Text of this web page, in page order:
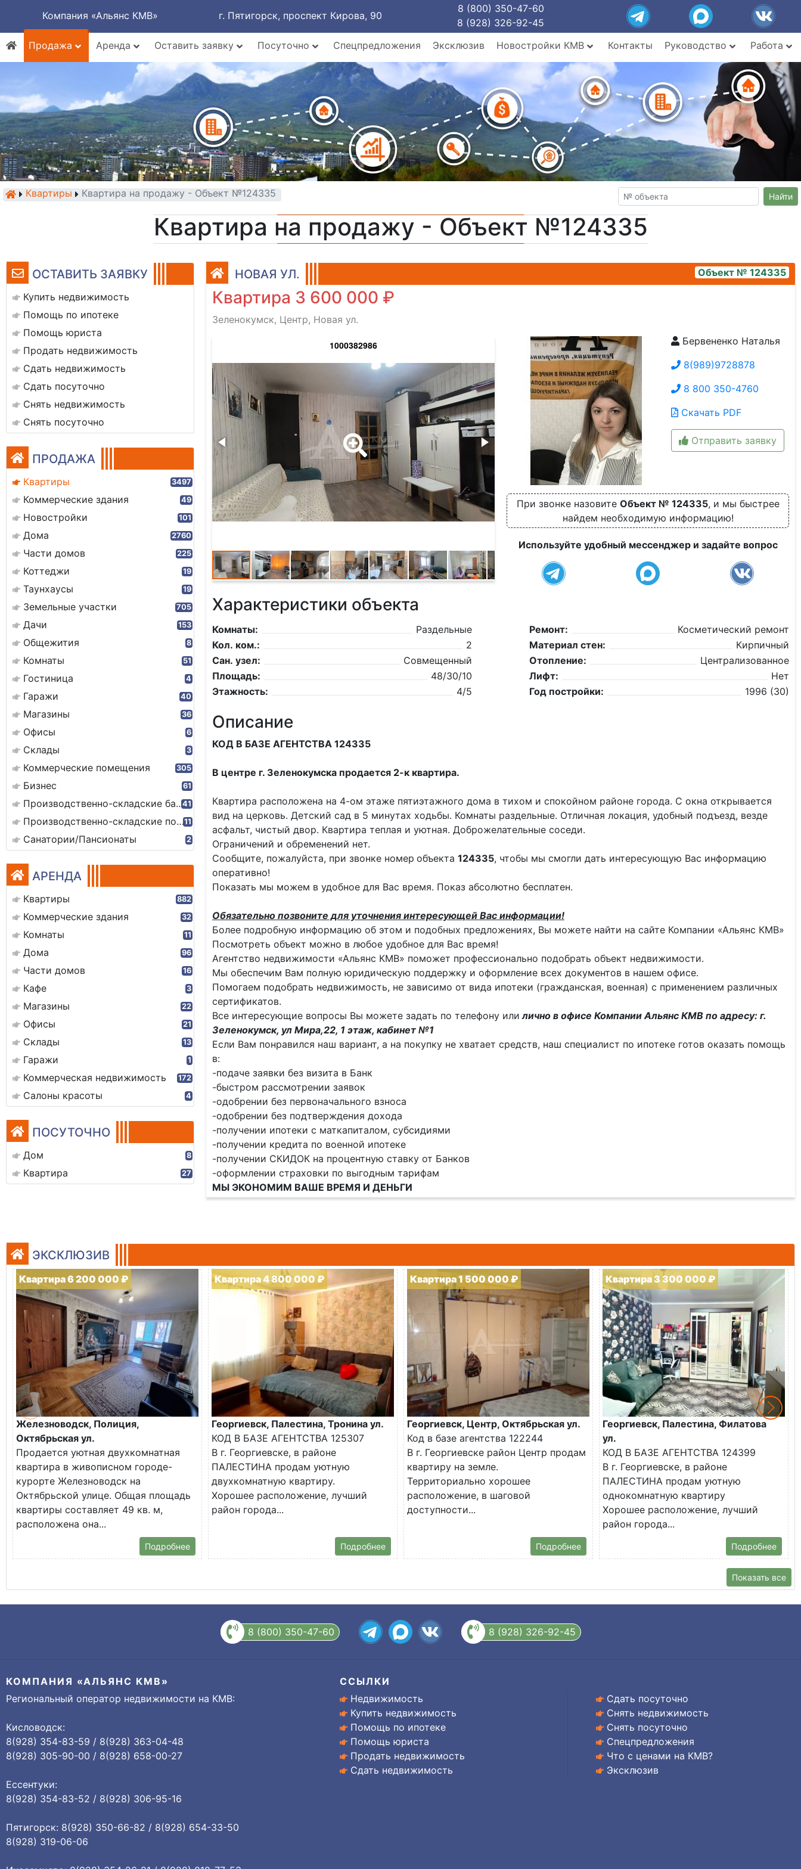
Компания «Альянс КМВ» г. Пятигорск, проспект Кирова, 90
8 (800) 350-47-60
8 (928) 326-92-45
Продажа
Аренда Оставить заявку Посуточно Спецпредложения Эксклюзив Новостройки КМВ Контакты Руководство Работа
Квартиры Квартира на продажу - Объект №124335 Найти
Квартира на продажу - Объект №124335
ОСТАВИТЬ ЗАЯВКУ
Купить недвижимость
Помощь по ипотеке
Помощь юриста
Продать недвижимость
Сдать недвижимость
Сдать посуточно
Снять недвижимость
Снять посуточно
ПРОДАЖА
Квартиры 3497
Коммерческие здания 49
Новостройки 101
Дома 2760
Части домов 225
Коттеджи 19
Таунхаусы 19
Земельные участки 705
Дачи 153
Общежития 8
Комнаты 51
Гостиница 4
Гаражи 40
Магазины 36
Офисы 6
Склады 3
Коммерческие помещения 305
Бизнес 61
Производственно-складские базы41
Производственно-складские помещения11
Санатории/Пансионаты 2
АРЕНДА
Квартиры 882
Коммерческие здания 32
Комнаты 11
Дома 96
Части домов 16
Кафе 3
Магазины 22
Офисы 21
Склады 13
Гаражи 1
Коммерческая недвижимость 172
Салоны красоты 4
ПОСУТОЧНО
Дом 8
Квартира 27
НОВАЯ УЛ. Объект № 124335
Квартира 3 600 000 ₽
Зеленокумск, Центр, Новая ул.
1000382986 1000382987
Бервененко Наталья
8(989)9728878
8 800 350-4760
Скачать PDF
Отправить заявку
При звонке назовите Объект № 124335, и мы быстрее
найдем необходимую информацию!
Используйте удобный мессенджер и задайте вопрос
Характеристики объекта
Комнаты:
Раздельные
Кол. ком.:
2
Сан. узел:
Совмещенный
Площадь:
48/30/10
Этажность:
4/5
Ремонт:
Косметический ремонт
Материал стен:
Кирпичный
Отопление:
Централизованное
Лифт:
Нет
Год постройки:
1996 (30)
Описание
КОД В БАЗЕ АГЕНТСТВА 124335
В центре г. Зеленокумска продается 2-к квартира.
Квартира расположена на 4-ом этаже пятиэтажного дома в тихом и спокойном районе города. С окна открывается
вид на церковь. Детский сад в 5 минутах ходьбы. Комнаты раздельные. Отличная локация, удобный подъезд, везде
асфальт, чистый двор. Квартира теплая и уютная. Доброжелательные соседи.
Ограничений и обременений нет.
Сообщите, пожалуйста, при звонке номер объекта 124335, чтобы мы смогли дать интересующую Вас информацию
оперативно!
Показать мы можем в удобное для Вас время. Показ абсолютно бесплатен.
Обязательно позвоните для уточнения интересующей Вас информации!
Более подробную информацию об этом и подобных предложениях, Вы можете найти на сайте Компании «Альянс КМВ»
Посмотреть объект можно в любое удобное для Вас время!
Агентство недвижимости «Альянс КМВ» поможет профессионально подобрать объект недвижимости.
Мы обеспечим Вам полную юридическую поддержку и оформление всех документов в нашем офисе.
Помогаем подобрать недвижимость, не зависимо от вида ипотеки (гражданская, военная) с применением различных
сертификатов.
Все интересующие вопросы Вы можете задать по телефону или лично в офисе Компании Альянс КМВ по адресу: г.
Зеленокумск, ул Мира,22, 1 этаж, кабинет №1
Если Вам понравился наш вариант, а на покупку не хватает средств, наш специалист по ипотеке готов оказать помощь
в:
-подаче заявки без визита в Банк
-быстром рассмотрении заявок
-одобрении без первоначального взноса
-одобрении без подтверждения дохода
-получении ипотеки с маткапиталом, субсидиями
-получении кредита по военной ипотеке
-получении СКИДОК на процентную ставку от Банков
-оформлении страховки по выгодным тарифам
МЫ ЭКОНОМИМ ВАШЕ ВРЕМЯ И ДЕНЬГИ
ЭКСКЛЮЗИВ
Квартира 6 200 000 ₽
Железноводск, Полиция,
Октябрьская ул.
Продается уютная двухкомнатная
квартира в живописном городе-
курорте Железноводск на
Октябрьской улице. Общая площадь
квартиры составляет 49 кв. м,
расположена она...
Подробнее
Квартира 4 800 000 ₽
Георгиевск, Палестина, Тронина ул.
КОД В БАЗЕ АГЕНТСТВА 125307
В г. Георгиевске, в районе
ПАЛЕСТИНА продам уютную
двухкомнатную квартиру.
Хорошее расположение, лучший
район города...
Подробнее
Квартира 1 500 000 ₽
Георгиевск, Центр, Октябрьская ул.
Код в базе агентства 122244
В г. Георгиевске район Центр продам
квартиру на земле.
Территориально хорошее
расположение, в шаговой
доступности...
Подробнее
Квартира 3 300 000 ₽
Георгиевск, Палестина, Филатова
ул.
КОД В БАЗЕ АГЕНТСТВА 124399
В г. Георгиевске, в районе
ПАЛЕСТИНА продам уютную
однокомнатную квартиру
Хорошее расположение, лучший
район города...
Подробнее
Показать все
8 (800) 350-47-60 8 (928) 326-92-45
КОМПАНИЯ «АЛЬЯНС КМВ»
Региональный оператор недвижимости на КМВ:
Кисловодск:
8(928) 354-83-59 / 8(928) 363-04-48
8(928) 305-90-00 / 8(928) 658-00-27
Ессентуки:
8(928) 354-83-52 / 8(928) 306-95-16
Пятигорск: 8(928) 350-66-82 / 8(928) 654-33-50
8(928) 319-06-06
ССЫЛКИ
Недвижимость
Купить недвижимость
Помощь по ипотеке
Помощь юриста
Продать недвижимость
Сдать недвижимость
Сдать посуточно
Снять недвижимость
Снять посуточно
Спецпредложения
Что с ценами на КМВ?
Эксклюзив